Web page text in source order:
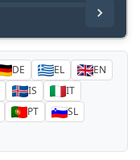
DE EL
EN
IS
IT
PT
SL